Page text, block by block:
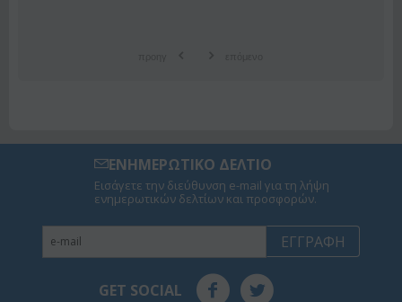
ΕΝΗΜΕΡΩΤΙΚΟ ΔΕΛΤΙΟ
Εισάγετε την διεύθυνση e-mail για τη λήψη
ενημερωτικών δελτίων και προσφορών.
ΕΓΓΡΑΦΉ
GET SOCIAL